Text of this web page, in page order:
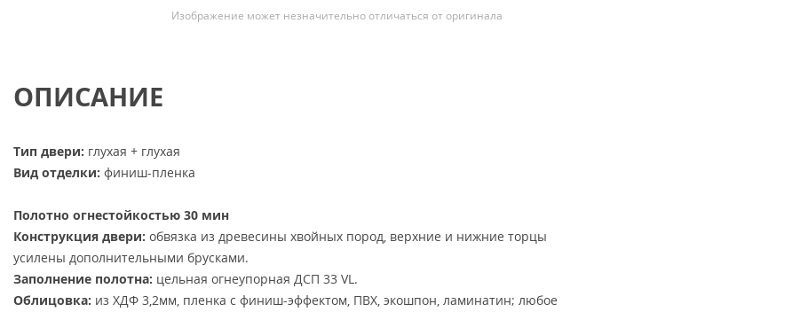
Изображение может незначительно отличаться от оригинала
ОПИСАНИЕ
Тип двери: глухая + глухая
Вид отделки: финиш-пленка
Полотно огнестойкостью 30 мин
Конструкция двери: обвязка из древесины хвойных пород, верхние и нижние торцы
усилены дополнительными брусками.
Заполнение полотна: цельная огнеупорная ДСП 33 VL.
Облицовка: из ХДФ 3,2мм, пленка с финиш-эффектом, ПВХ, экошпон, ламинатин; любое